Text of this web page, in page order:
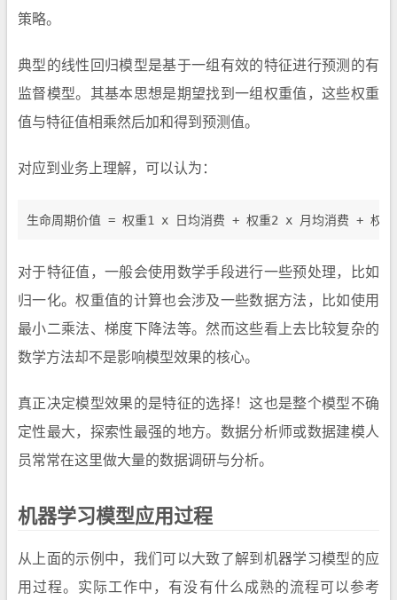
策略。
典型的线性回归模型是基于一组有效的特征进行预测的有
监督模型。其基本思想是期望找到一组权重值，这些权重
值与特征值相乘然后加和得到预测值。
对应到业务上理解，可以认为：
对于特征值，一般会使用数学手段进行一些预处理，比如
归一化。权重值的计算也会涉及一些数据方法，比如使用
最小二乘法、梯度下降法等。然而这些看上去比较复杂的
数学方法却不是影响模型效果的核心。
真正决定模型效果的是特征的选择！这也是整个模型不确
定性最大，探索性最强的地方。数据分析师或数据建模人
员常常在这里做大量的数据调研与分析。
机器学习模型应用过程
从上面的示例中，我们可以大致了解到机器学习模型的应
用过程。实际工作中，有没有什么成熟的流程可以参考